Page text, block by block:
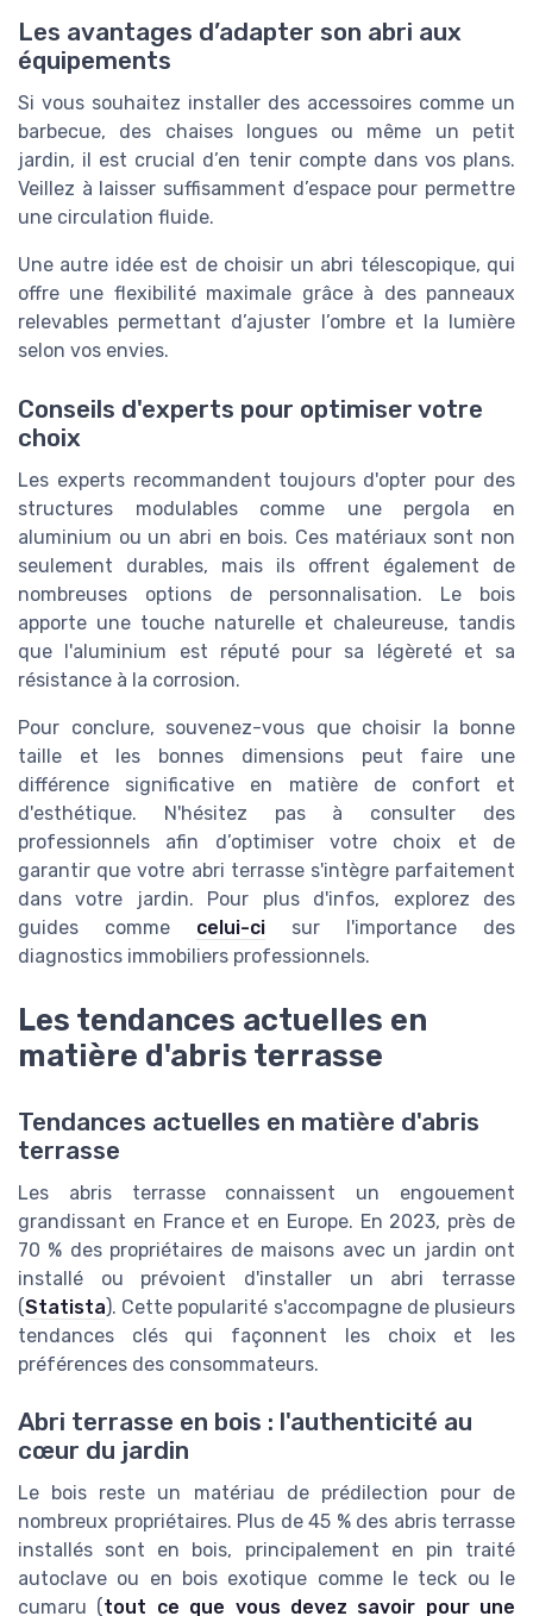
Les avantages d’adapter son abri aux
équipements
Si vous souhaitez installer des accessoires comme un
barbecue, des chaises longues ou même un petit
jardin, il est crucial d’en tenir compte dans vos plans.
Veillez à laisser suffisamment d’espace pour permettre
une circulation fluide.
Une autre idée est de choisir un abri télescopique, qui
offre une flexibilité maximale grâce à des panneaux
relevables permettant d’ajuster l’ombre et la lumière
selon vos envies.
Conseils d'experts pour optimiser votre
choix
Les experts recommandent toujours d'opter pour des
structures modulables comme une pergola en
aluminium ou un abri en bois. Ces matériaux sont non
seulement durables, mais ils offrent également de
nombreuses options de personnalisation. Le bois
apporte une touche naturelle et chaleureuse, tandis
que l'aluminium est réputé pour sa légèreté et sa
résistance à la corrosion.
Pour conclure, souvenez-vous que choisir la bonne
taille et les bonnes dimensions peut faire une
différence significative en matière de confort et
d'esthétique. N'hésitez pas à consulter des
professionnels afin d’optimiser votre choix et de
garantir que votre abri terrasse s'intègre parfaitement
dans votre jardin. Pour plus d'infos, explorez des
guides comme celui-ci sur l'importance des
diagnostics immobiliers professionnels.
Les tendances actuelles en
matière d'abris terrasse
Tendances actuelles en matière d'abris
terrasse
Les abris terrasse connaissent un engouement
grandissant en France et en Europe. En 2023, près de
70 % des propriétaires de maisons avec un jardin ont
installé ou prévoient d'installer un abri terrasse
(Statista). Cette popularité s'accompagne de plusieurs
tendances clés qui façonnent les choix et les
préférences des consommateurs.
Abri terrasse en bois : l'authenticité au
cœur du jardin
Le bois reste un matériau de prédilection pour de
nombreux propriétaires. Plus de 45 % des abris terrasse
installés sont en bois, principalement en pin traité
autoclave ou en bois exotique comme le teck ou le
cumaru (tout ce que vous devez savoir pour une